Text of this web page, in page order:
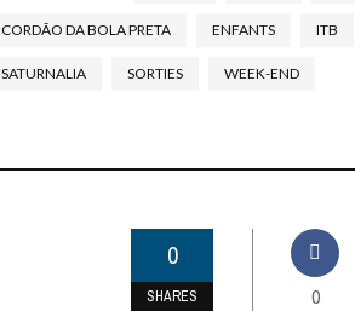
CORDÃO DA BOLA PRETA ENFANTS ITB
SATURNALIA SORTIES WEEK-END
0
SHARES 0